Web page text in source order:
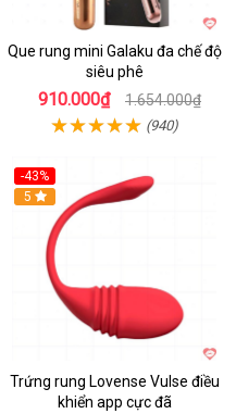
Que rung mini Galaku đa chế độ
siêu phê
910.000₫ 1.654.000₫
(940)
-43%
Hot
5
Trứng rung Lovense Vulse điều
khiển app cực đã